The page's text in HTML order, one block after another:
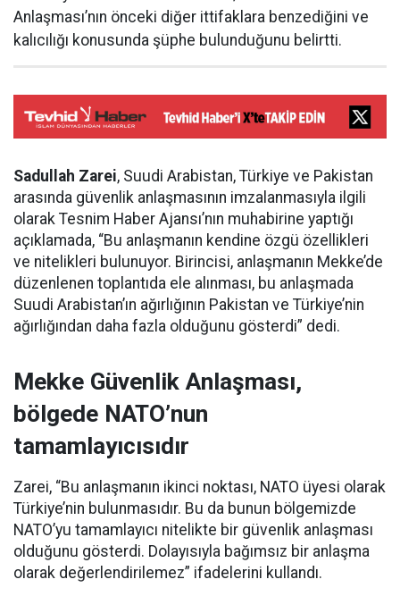
Anlaşması’nın önceki diğer ittifaklara benzediğini ve
kalıcılığı konusunda şüphe bulunduğunu belirtti.
Sadullah Zarei, Suudi Arabistan, Türkiye ve Pakistan
arasında güvenlik anlaşmasının imzalanmasıyla ilgili
olarak Tesnim Haber Ajansı’nın muhabirine yaptığı
açıklamada, “Bu anlaşmanın kendine özgü özellikleri
ve nitelikleri bulunuyor. Birincisi, anlaşmanın Mekke’de
düzenlenen toplantıda ele alınması, bu anlaşmada
Suudi Arabistan’ın ağırlığının Pakistan ve Türkiye’nin
ağırlığından daha fazla olduğunu gösterdi” dedi.
Mekke Güvenlik Anlaşması,
bölgede NATO’nun
tamamlayıcısıdır
Zarei, “Bu anlaşmanın ikinci noktası, NATO üyesi olarak
Türkiye’nin bulunmasıdır. Bu da bunun bölgemizde
NATO’yu tamamlayıcı nitelikte bir güvenlik anlaşması
olduğunu gösterdi. Dolayısıyla bağımsız bir anlaşma
olarak değerlendirilemez” ifadelerini kullandı.